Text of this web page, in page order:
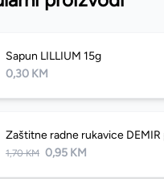
Sapun LILLIUM 15g
0,30 KM
Zaštitne radne rukavice
1,70 KM 0,95 KM